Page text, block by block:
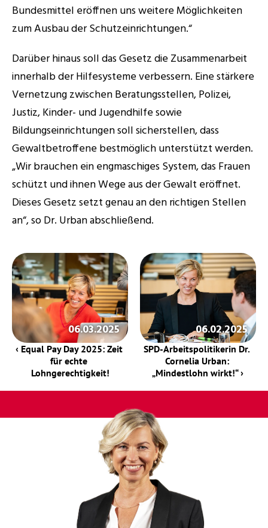
Bundesmittel eröffnen uns weitere Möglichkeiten
zum Ausbau der Schutzeinrichtungen.“
Darüber hinaus soll das Gesetz die Zusammenarbeit
innerhalb der Hilfesysteme verbessern. Eine stärkere
Vernetzung zwischen Beratungsstellen, Polizei,
Justiz, Kinder- und Jugendhilfe sowie
Bildungseinrichtungen soll sicherstellen, dass
Gewaltbetroffene bestmöglich unterstützt werden.
„Wir brauchen ein engmaschiges System, das Frauen
schützt und ihnen Wege aus der Gewalt eröffnet.
Dieses Gesetz setzt genau an den richtigen Stellen
an“, so Dr. Urban abschließend.
06.03.2025
‹ Equal Pay Day 2025: Zeit
für echte
Lohngerechtigkeit!
06.02.2025
SPD-Arbeitspolitikerin Dr.
Cornelia Urban:
„Mindestlohn wirkt!“ ›